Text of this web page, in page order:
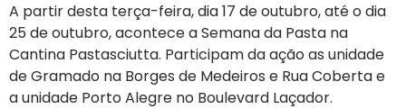
A partir desta terça-feira, dia 17 de outubro, até o dia
25 de outubro, acontece a Semana da Pasta na
Cantina Pastasciutta. Participam da ação as unidade
de Gramado na Borges de Medeiros e Rua Coberta e
a unidade Porto Alegre no Boulevard Laçador.